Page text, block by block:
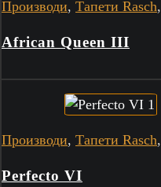
Производи, Тапети Rasch,
African Queen III
Производи, Тапети Rasch,
Perfecto VI